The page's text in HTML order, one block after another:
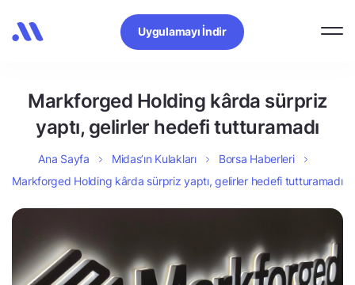
Uygulamayı İndir
Markforged Holding kârda sürpriz
yaptı, gelirler hedefi tutturamadı
Ana Sayfa Midas’ın Kulakları
Borsa Haberleri
Markforged Holding kârda sürpriz yaptı, gelirler hedefi tutturamadı